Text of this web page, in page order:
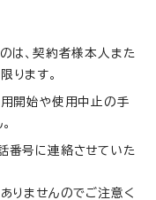
は、契約者様本人また
ります。
用開始や使用中止の手
番号に連絡させていた
りませんのでご注意く